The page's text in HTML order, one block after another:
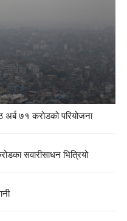
अर्ब ७१ करोडको परियोजना
सवारीसाधन भित्रियो